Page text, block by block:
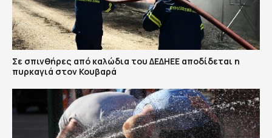
Σε σπινθήρες από καλώδια του ΔΕΔΗΕΕ αποδίδεται η
πυρκαγιά στον Κουβαρά